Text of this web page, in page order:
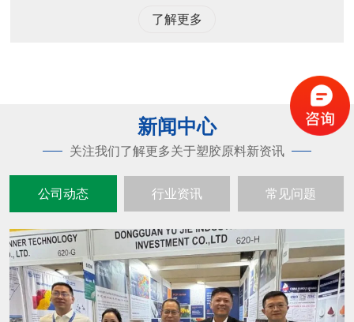
了解更多
新闻中心
关注我们了解更多关于塑胶原料新资讯
公司动态 行业资讯 常见问题